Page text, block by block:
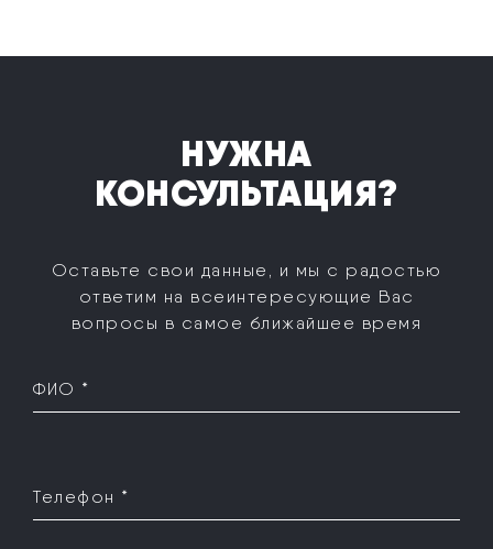
НУЖНА
КОНСУЛЬТАЦИЯ?
Оставьте свои данные, и мы с радостью
ответим на все интересующие Вас
вопросы в самое ближайшее время
ФИО *
Телефон *